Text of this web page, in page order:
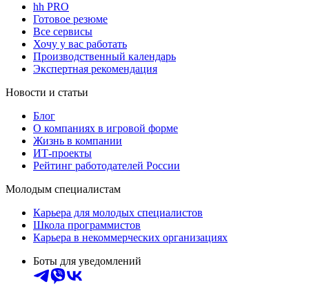
hh PRO
Готовое резюме
Все сервисы
Хочу у вас работать
Производственный календарь
Экспертная рекомендация
Новости и статьи
Блог
О компаниях в игровой форме
Жизнь в компании
ИТ-проекты
Рейтинг работодателей России
Молодым специалистам
Карьера для молодых специалистов
Школа программистов
Карьера в некоммерческих организациях
Боты для уведомлений